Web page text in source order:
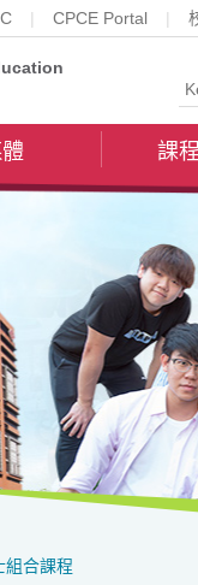
CPCE Portal
課
組合課程